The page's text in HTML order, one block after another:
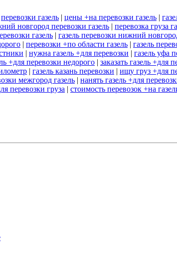
перевозки газель | цены +на перевозки газель |
новгород перевозки газель | перевозка груза
газель | газель перевозки нижний
| перевозки +по области газель | газель
| нужна газель +для перевозки | газель уфа
+для перевозки недорого | заказать газель +для
| газель казань перевозки | ищу груз +для
межгород газель | нанять газель +для
перевозки груза | стоимость перевозок +на